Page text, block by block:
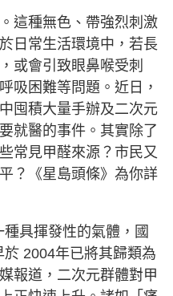
這種無色、帶強烈刺激
日常生活環境中，若長
或會引致眼鼻喉受刺
吸困難等問題。近日，
囤積大量手辦及二次元
就醫的事件。其實除了
常見甲醛來源？市民又
？《星島頭條》為你詳
具揮發性的氣體，國
2004年已將其歸類為
報道，二次元群體對甲